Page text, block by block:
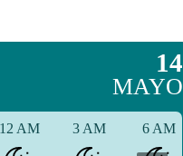
14
MAYO
12 AM 3 AM 6 AM